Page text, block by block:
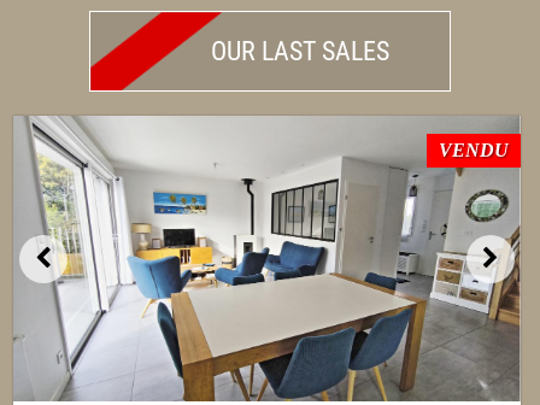
OUR LAST SALES
VENDU